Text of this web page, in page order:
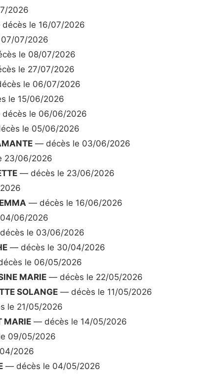
2026
le 16/07/2026
07/2026
le 08/07/2026
le 27/07/2026
le 06/07/2026
le 15/06/2026
le 06/06/2026
le 05/06/2026
— décès le 03/06/2026
23/06/2026
— décès le 23/06/2026
— décès le 16/06/2026
06/2026
le 03/06/2026
— décès le 30/04/2026
le 06/05/2026
MARIE — décès le 22/05/2026
SOLANGE — décès le 11/05/2026
le 21/05/2026
MARIE — décès le 14/05/2026
09/05/2026
2026
— décès le 04/05/2026